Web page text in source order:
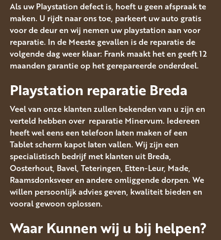
Als uw Playstation defect is, hoeft u geen afspraak te
maken. U rijdt naar ons toe, parkeert uw auto gratis
voor de deur en wij nemen uw playstation aan voor
reparatie. In de Meeste gevallen is de reparatie de
volgende dag weer klaar: Frank maakt het en geeft 12
maanden garantie op het gerepareerde onderdeel.
Playstation reparatie Breda
Veel van onze klanten zullen bekenden van u zijn en
verteld hebben over reparatie Minervum. Iedereen
heeft wel eens een telefoon laten maken of een
Tablet scherm kapot laten vallen. Wij zijn een
specialistisch bedrijf met klanten uit Breda,
Oosterhout, Bavel, Teteringen, Etten-Leur, Made,
Raamsdonksveer en andere omliggende dorpen. We
willen persoonlijk advies geven, kwaliteit bieden en
vooral gewoon oplossen.
Waar Kunnen wij u bij helpen?